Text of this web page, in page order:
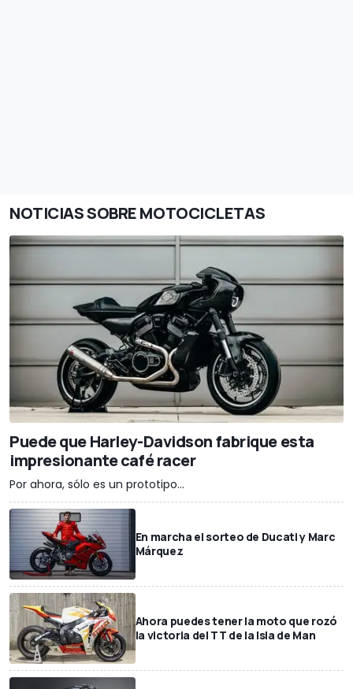
NOTICIAS SOBRE MOTOCICLETAS
Puede que Harley-Davidson fabrique esta
impresionante café racer
Por ahora, sólo es un prototipo...
En marcha el sorteo de Ducati y Marc
Márquez
Ahora puedes tener la moto que rozó
la victoria del TT de la Isla de Man